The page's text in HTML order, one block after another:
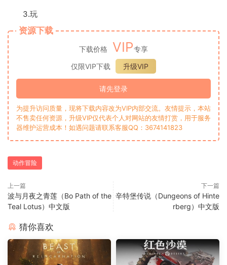
3.玩
资源下载
下载价格 VIP专享
仅限VIP下载
升级VIP
请先登录
为提升访问质量，现将下载内容改为VIP内部交流。友情提示，本站
不售卖任何资源，升级VIP仅代表个人对网站的友情打赏，用于服务
器维护运营成本！如遇问题请联系客服QQ：3674141823
动作冒险
上一篇
波与月夜之青莲（Bo Path of the
Teal Lotus）中文版
下一篇
辛特堡传说（Dungeons of Hinte
rberg）中文版
猜你喜欢